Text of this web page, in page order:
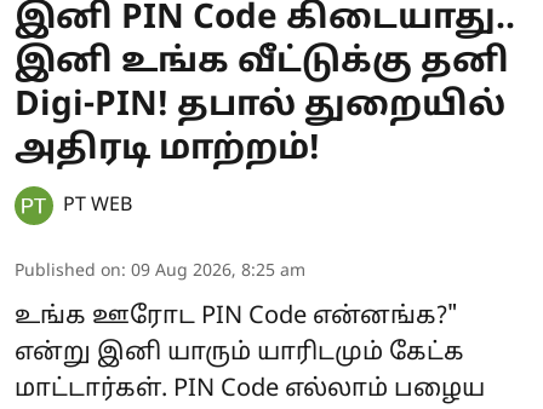
இனி PIN Code கிடையாது..
இனி உங்க வீட்டுக்கு தனி
Digi-PIN! தபால் துறையில்
அதிரடி மாற்றம்!
PT WEB
Published on: 09 Aug 2026, 8:25 am
உங்க ஊரோட PIN Code என்னங்க?"
என்று இனி யாரும் யாரிடமும் கேட்க
மாட்டார்கள். PIN Code எல்லாம் பழைய